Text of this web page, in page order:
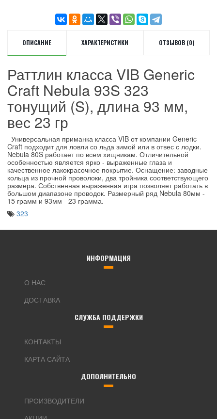
ОПИСАНИЕ ХАРАКТЕРИСТИКИ ОТЗЫВОВ (0)
Раттлин класса VIB Generic
Craft Nebula 93S 323
тонущий (S), длина 93 мм,
вес 23 гр
Универсальная приманка класса VIB от компании Generic
Craft подходит для ловли со льда зимой или в отвес с лодки.
Nebula 80S работает по всем хищникам. Отличительной
особенностью является ярко - выраженные глаза и
качественное лакокрасочное покрытие. Оснащение: заводные
кольца из прочной проволоки, два тройника соответствующего
размера. Собственная выраженная игра позволяет работать в
большом диапазоне проводок. Размерный ряд Nebula 80мм -
15 грамм и 93мм - 23 грамма.
323
ИНФОРМАЦИЯ
О НАС
ДОСТАВКА
СЛУЖБА ПОДДЕРЖКИ
КОНТАКТЫ
КАРТА САЙТА
ДОПОЛНИТЕЛЬНО
ПРОИЗВОДИТЕЛИ